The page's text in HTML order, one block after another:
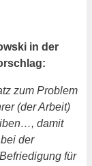
in der
zum Problem
(der Arbeit)
damit
der
für